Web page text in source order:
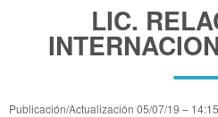
LIC.
Publicación/Actualización 05/07/19 – 14:15